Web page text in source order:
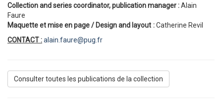
Collection and series coordinator, publication manager :Alain
Faure
Maquette et mise en page / Design and layout :Catherine Revil
CONTACT :alain.faure@pug.fr
Consulter toutes les publications de la collection